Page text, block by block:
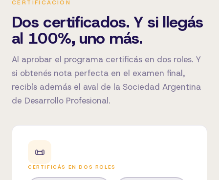
CERTIFICACIÓN
Dos certificados. Y si llegás
al 100%, uno más.
Al aprobar el programa certificás en dos roles. Y
si obtenés nota perfecta en el examen final,
recibís además el aval de la Sociedad Argentina
de Desarrollo Profesional.
📜
CERTIFICÁS EN DOS ROLES